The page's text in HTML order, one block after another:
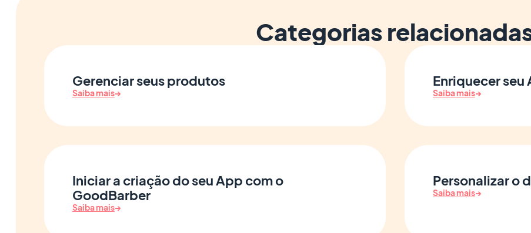
Categorias
Gerenciar seus produtos
Saiba mais→
Enriquecer seu
Saiba mais→
Iniciar a criação do seu App com o
GoodBarber
Saiba mais→
Personalizar o
Saiba mais→